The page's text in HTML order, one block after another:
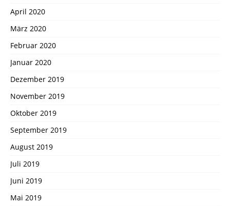
April 2020
März 2020
Februar 2020
Januar 2020
Dezember 2019
November 2019
Oktober 2019
September 2019
August 2019
Juli 2019
Juni 2019
Mai 2019